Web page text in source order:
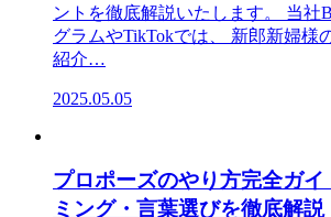
ントを徹底解説いたします。 当社
グラムやTikTokでは、 新郎新婦様
紹介…
2025.05.05
プロポーズのやり方完全ガイ
ミング・言葉選びを徹底解説